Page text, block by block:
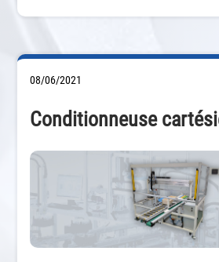
08/06/2021
Conditionneuse